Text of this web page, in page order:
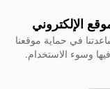
الإلكتروني
في حماية موقعنا
وسوء الاستخدام.